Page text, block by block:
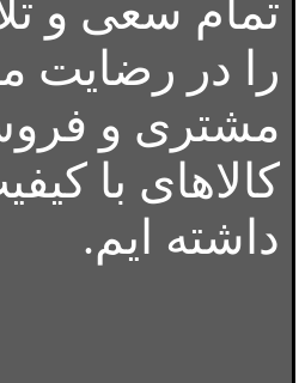
تمام سعی و
را در رضایت
مشتری و
کالاهای با
داشته ایم.